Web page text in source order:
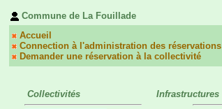
Commune de La Fouillade
Accueil
Connection à l'administration des réservations
Demander une réservation à la collectivité
Collectivités Infrastructures